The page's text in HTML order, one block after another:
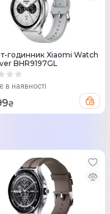
годинник Xiaomi Watch
BHR9197GL
в наявності
₴